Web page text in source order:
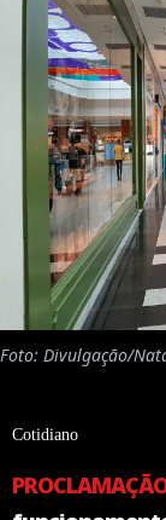
Foto: Divulgação/
Cotidiano